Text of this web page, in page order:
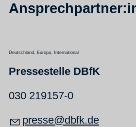
Deutschland, Europa, International
Pressestelle DBfK
030 219157-0
pr ss dbfk d